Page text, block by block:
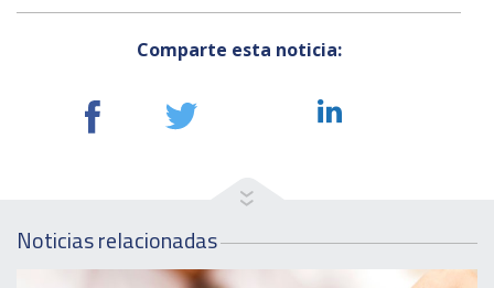
Comparte esta noticia:
Noticias relacionadas